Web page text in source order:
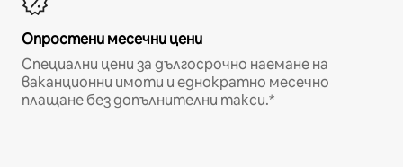
Опростени месечни цени
Специални цени за дългосрочно наемане на
ваканционни имоти и еднократно месечно
плащане без допълнителни такси.*